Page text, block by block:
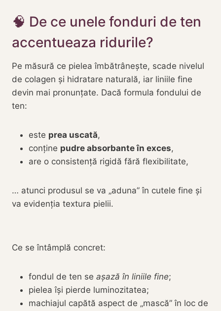
🧠 De ce unele fonduri de ten
accentueaza ridurile?
Pe măsură ce pielea îmbătrânește, scade nivelul
de colagen și hidratare naturală, iar liniile fine
devin mai pronunțate. Dacă formula fondului de
ten:
este prea uscată,
conține pudre absorbante în exces,
are o consistență rigidă fără flexibilitate,
… atunci produsul se va „aduna” în cutele fine și
va evidenția textura pielii.
Ce se întâmplă concret:
fondul de ten se așază în liniile fine;
pielea își pierde luminozitatea;
machiajul capătă aspect de „mască” în loc de